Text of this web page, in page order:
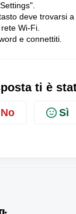
deve trovarsi
Wi-Fi.
e connettiti.
ti è
No Sì